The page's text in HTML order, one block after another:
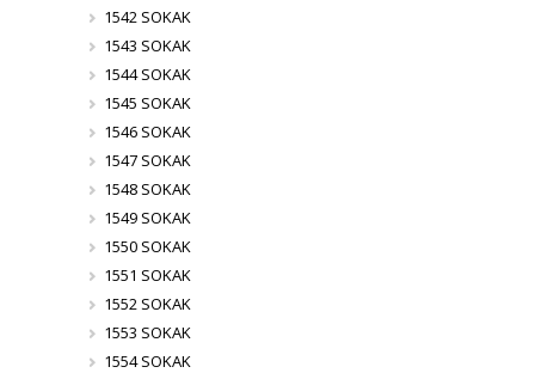
1542 SOKAK
1543 SOKAK
1544 SOKAK
1545 SOKAK
1546 SOKAK
1547 SOKAK
1548 SOKAK
1549 SOKAK
1550 SOKAK
1551 SOKAK
1552 SOKAK
1553 SOKAK
1554 SOKAK